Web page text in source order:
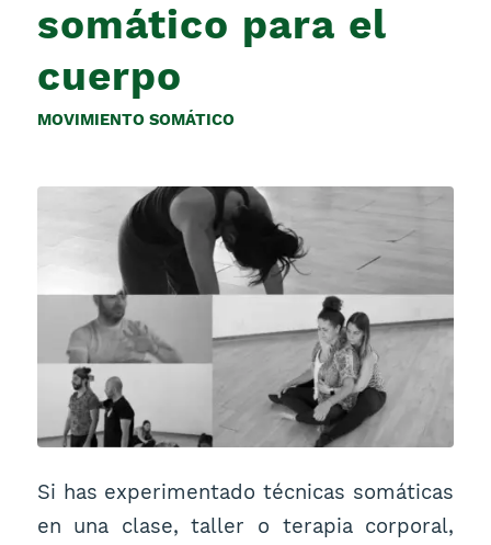
somático para el
cuerpo
MOVIMIENTO SOMÁTICO
Si has experimentado técnicas somáticas
en una clase, taller o terapia corporal,